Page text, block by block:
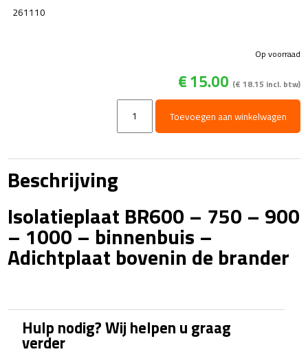
261110
€15.00 (€ 18.15 incl. btw)
Op voorraad
Isolatieplaat
BR600
-
900
1000
-
binnenbuis
-
aantal
Toevoegen aan winkelwagen
Beschrijving
Isolatieplaat BR600 – 750 – 900
– 1000 – binnenbuis –
Adichtplaat bovenin de brander
Hulp nodig? Wij helpen u graag
verder